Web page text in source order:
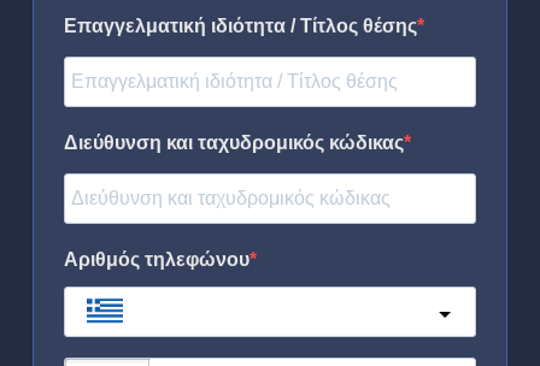
Επαγγελματική ιδιότητα / Τίτλος θέσης
Διεύθυνση και ταχυδρομικός κώδικας
Αριθμός τηλεφώνου